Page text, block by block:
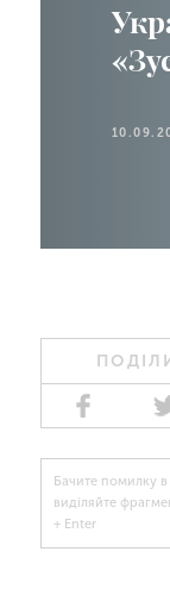
Бачите помилку в
виділяйте
+ Enter